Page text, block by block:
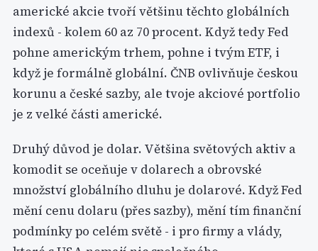
americké akcie tvoří většinu těchto globálních
indexů - kolem 60 az 70 procent. Když tedy Fed
pohne americkým trhem, pohne i tvým ETF, i
když je formálně globální. ČNB ovlivňuje českou
korunu a české sazby, ale tvoje akciové portfolio
je z velké části americké.
Druhý důvod je dolar. Většina světových aktiv a
komodit se oceňuje v dolarech a obrovské
množství globálního dluhu je dolarové. Když Fed
mění cenu dolaru (přes sazby), mění tím finanční
podmínky po celém světě - i pro firmy a vlády,